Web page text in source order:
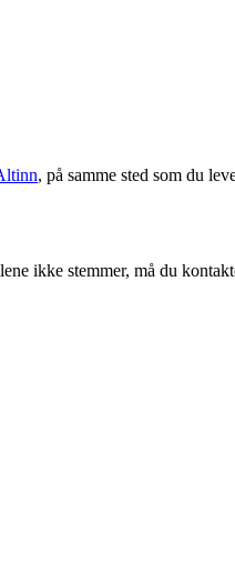
, på samme sted som du
ikke stemmer, må du